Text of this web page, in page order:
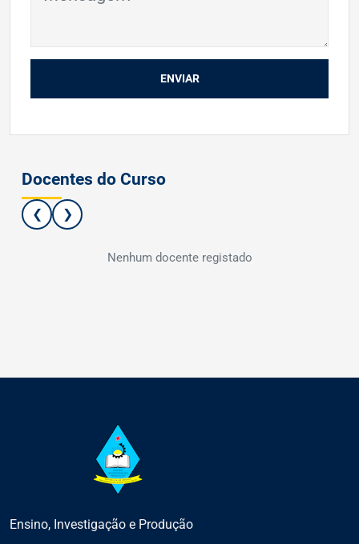
ENVIAR
Docentes do Curso
❮ ❯
Nenhum docente registado
Ensino, Investigação e Produção